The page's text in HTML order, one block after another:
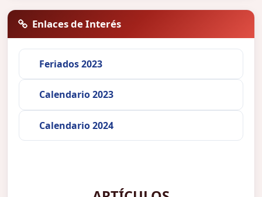
Enlaces de Interés
Feriados 2023
Calendario 2023
Calendario 2024